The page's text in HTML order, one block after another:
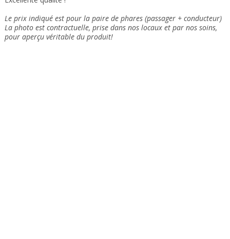
Le prix indiqué est pour la paire de phares (passager + conducteur)
La photo est contractuelle, prise dans nos locaux et par nos soins,
pour aperçu véritable du produit!